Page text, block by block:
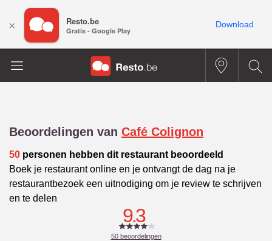
Beoordelingen van Café Colignon
50 personen hebben dit restaurant beoordeeld
Boek je restaurant online en je ontvangt de dag na je
restaurantbezoek een uitnodiging om je review te schrijven
en te delen
9.3
50beoordelingen
× Resto.be
Gratis - Google Play
Download